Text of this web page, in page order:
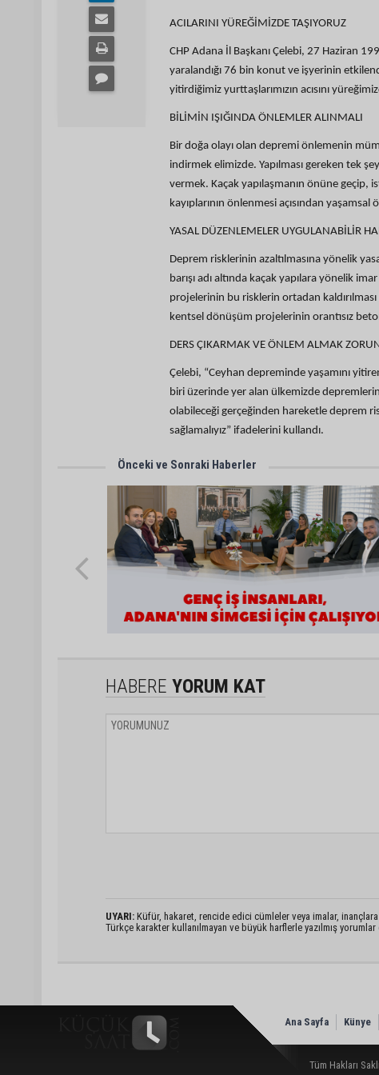
ACILARINI YÜREĞİMİZDE TAŞIYORUZ
CHP Adana İl Başkanı Çelebi, 27 Haziran
yaralandığı 76 bin konut ve işyerinin
yitirdiğimiz yurttaşlarımızın acısını
BİLİMİN IŞIĞINDA ÖNLEMLER ALINMALI
Bir doğa olayı olan depremi önlemenin
indirmek elimizde. Yapılması gereken tek
vermek. Kaçak yapılaşmanın önüne geçip,
kayıplarının önlenmesi açısından
YASAL DÜZENLEMELER UYGULANABİLİR
Deprem risklerinin azaltılmasına yönelik
barışı adı altında kaçak yapılara yönelik
projelerinin bu risklerin ortadan
kentsel dönüşüm projelerinin orantısız
DERS ÇIKARMAK VE ÖNLEM ALMAK
Çelebi, “Ceyhan depreminde yaşamını
biri üzerinde yer alan ülkemizde
olabileceği gerçeğinden hareketle deprem
sağlamalıyız” ifadelerini kullandı.
Önceki ve Sonraki Haberler
HABERE YORUM KAT
UYARI: Küfür, hakaret, rencide edici cümleler veya imalar, inançlara
Türkçe karakter kullanılmayan ve büyük harflerle yazılmış yorumlar
Ana Sayfa Künye
Tüm Hakları